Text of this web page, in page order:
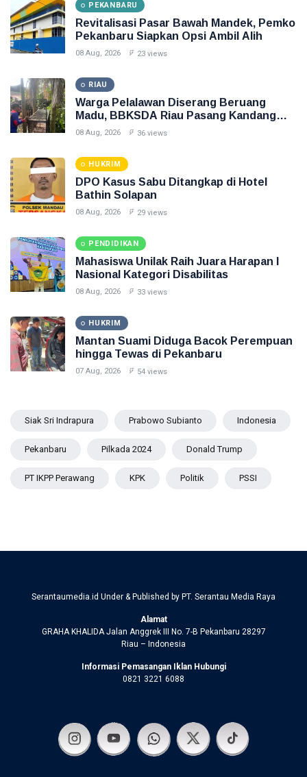
PEKANBARU
Revitalisasi Pasar Bawah Mandek, Pemko
Pekanbaru Siapkan Opsi Ambil Alih
08 Aug, 2026 23 views
RIAU
Warga Pelalawan Diserang Beruang
Madu, BBKSDA Riau Pasang Kandang
Jebak
08 Aug, 2026 36 views
HUKRIM
DPO Kasus Sabu Ditangkap di Hotel
Bathin Solapan
08 Aug, 2026 29 views
PENDIDIKAN
Mahasiswa Unilak Raih Juara Harapan I
Nasional Kategori Disabilitas
08 Aug, 2026 33 views
HUKRIM
Mantan Suami Diduga Bacok Perempuan
hingga Tewas di Pekanbaru
07 Aug, 2026 54 views
Siak Sri Indrapura Prabowo Subianto Indonesia
Pekanbaru Pilkada 2024 Donald Trump
PT IKPP Perawang KPK Politik PSSI
Serantaumedia.id Under & Published by PT. Serantau Media Raya
Alamat
GRAHA KHALIDA Jalan Anggrek III No. 7-B Pekanbaru 28297
Riau – Indonesia
Informasi Pemasangan Iklan Hubungi
0821 3221 6088